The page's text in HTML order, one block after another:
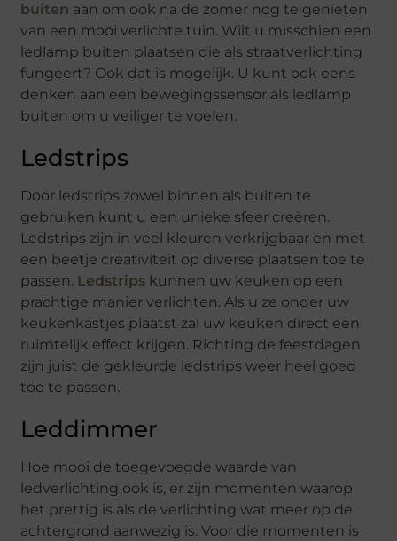
buiten aan om ook na de zomer nog te genieten
van een mooi verlichte tuin. Wilt u misschien een
ledlamp buiten plaatsen die als straatverlichting
fungeert? Ook dat is mogelijk. U kunt ook eens
denken aan een bewegingssensor als ledlamp
buiten om u veiliger te voelen.
Ledstrips
Door ledstrips zowel binnen als buiten te
gebruiken kunt u een unieke sfeer creëren.
Ledstrips zijn in veel kleuren verkrijgbaar en met
een beetje creativiteit op diverse plaatsen toe te
passen. Ledstrips kunnen uw keuken op een
prachtige manier verlichten. Als u ze onder uw
keukenkastjes plaatst zal uw keuken direct een
ruimtelijk effect krijgen. Richting de feestdagen
zijn juist de gekleurde ledstrips weer heel goed
toe te passen.
Leddimmer
Hoe mooi de toegevoegde waarde van
ledverlichting ook is, er zijn momenten waarop
het prettig is als de verlichting wat meer op de
achtergrond aanwezig is. Voor die momenten is